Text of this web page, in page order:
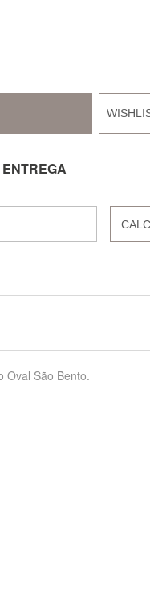
Oval São Bento.